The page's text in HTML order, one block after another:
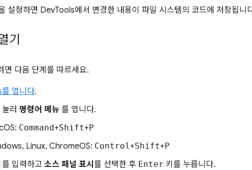
설정하면 DevTools에서 변경한 내용이 파일 시스템의 코드에 저장됩니
기
면 다음 단계를 따르세요.
엽니다.
러 명령어 메뉴 를 엽니다.
Command+Shift+P
Linux, ChromeOS: Control+Shift+P
를 입력하고 소스 패널 표시 를 선택한 후 Enter 키를 누릅니다.